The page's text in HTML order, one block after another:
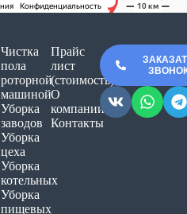
Чистка
пола
роторной
машиной
Уборка
заводов
Уборка
цеха
Уборка
котельных
Уборка
пищевых
Прайс
лист
(стоимость)
О
компании
Контакты